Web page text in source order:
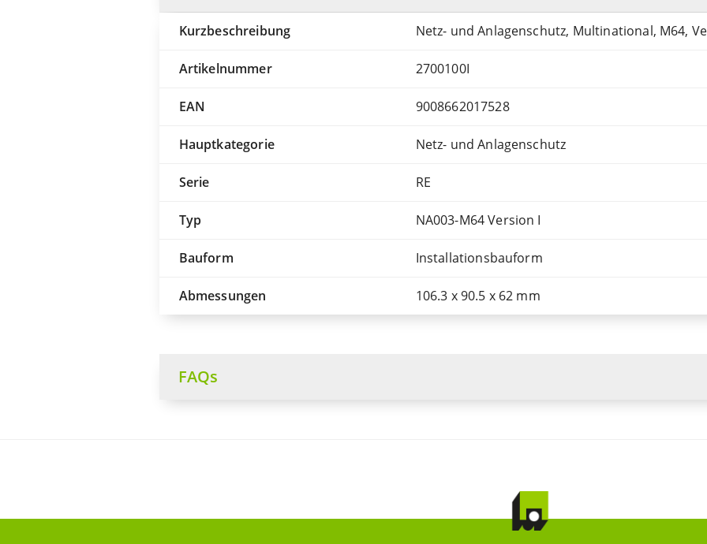
Kurzbeschreibung Netz- und Anlagenschutz, Multinational, M64,
Artikelnummer 2700100I
EAN 9008662017528
Hauptkategorie Netz- und Anlagenschutz
Serie RE
Typ NA003-M64 Version I
Bauform Installationsbauform
Abmessungen 106.3 x 90.5 x 62 mm
FAQs